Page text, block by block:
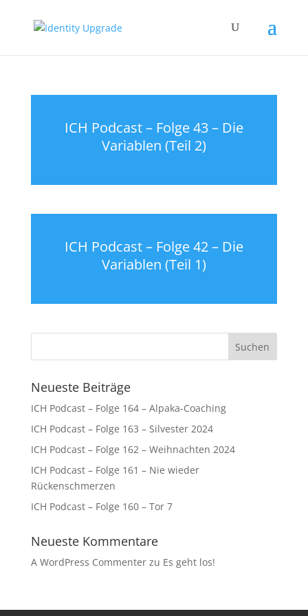
ICH Podcast – Folge 43 – Die
Variablen (Teil 2)
ICH Podcast – Folge 42 – Die
Variablen (Teil 1)
Neueste Beiträge
ICH Podcast – Folge 164 – Alpaka-Coaching
ICH Podcast – Folge 163 – Silvester 2024
ICH Podcast – Folge 162 – Weihnachten 2024
ICH Podcast – Folge 161 – Nie wieder
Rückenschmerzen
ICH Podcast – Folge 160 – Tor 7
Neueste Kommentare
A WordPress Commenterzu Es geht los!